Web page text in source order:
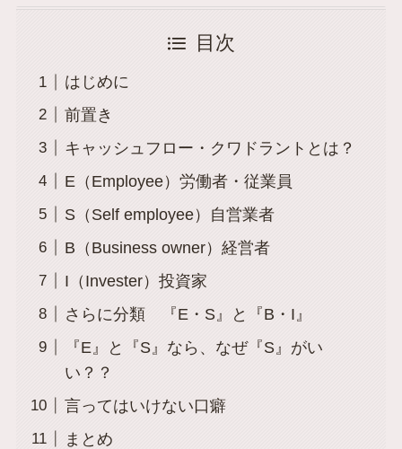
目次
はじめに
前置き
キャッシュフロー・クワドラントとは？
E（Employee）労働者・従業員
S（Self employee）自営業者
B（Business owner）経営者
I（Invester）投資家
さらに分類 『E・S』と『B・I』
『E』と『S』なら、なぜ『S』がい
い？？
言ってはいけない口癖
まとめ